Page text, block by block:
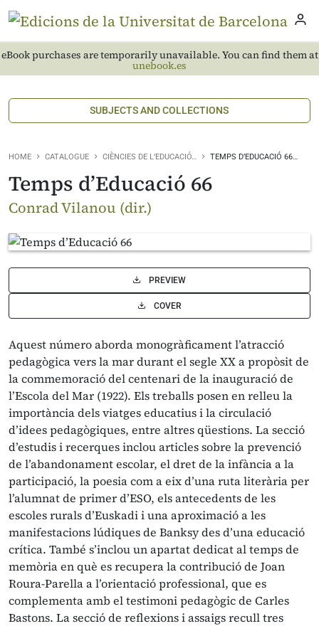
eBook purchases are temporarily unavailable. You can find them at
unebook.es
SUBJECTS AND COLLECTIONS
HOME CATALOGUE CIÈNCIES DE L’EDUCACIÓ… TEMPS D’EDUCACIÓ 66…
Temps d’Educació 66
Conrad Vilanou (dir.)
PREVIEW
COVER
Aquest número aborda monogràficament l’atracció
pedagògica vers la mar durant el segle XX a propòsit de
la commemoració del centenari de la inauguració de
l’Escola del Mar (1922). Els treballs posen en relleu la
importància dels viatges educatius i la circulació
d’idees pedagògiques, entre altres qüestions. La secció
d’estudis i recerques inclou articles sobre la prevenció
de l’abandonament escolar, el dret de la infància a la
participació, la poesia com a eix d’una ruta literària per
l’alumnat de primer d’ESO, els antecedents de les
escoles rurals d’Euskadi i una aproximació a les
manifestacions lúdiques de Banksy des d’una educació
crítica. També s’inclou un apartat dedicat al temps de
memòria en què es recupera la contribució de Joan
Roura-Parella a l’orientació professional, que es
complementa amb el testimoni pedagògic de Carles
Bastons. La secció de reflexions i assaigs recull tres